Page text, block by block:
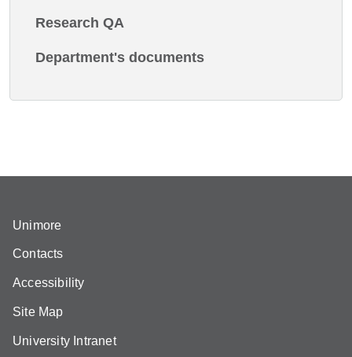
Research QA
Department's documents
Unimore
Contacts
Accessibility
Site Map
University Intranet